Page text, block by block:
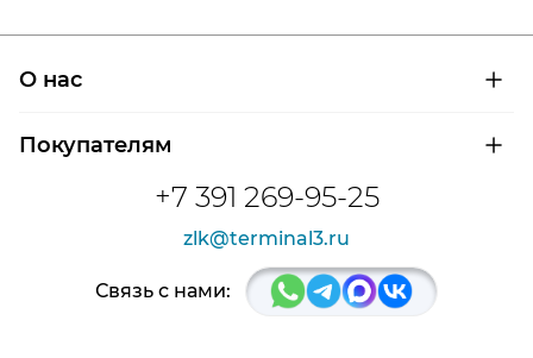
+7 391 269-95-25
zlk@terminal3.ru
О нас
Сертификаты на продукцию
Покупателям
Доставка и оплата
Расшифровка маркировки подшипников
Связь с нами: